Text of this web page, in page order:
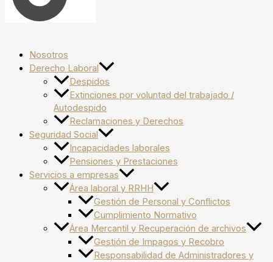
Nosotros
Derecho Laboral
Despidos
Extinciones por voluntad del trabajado /
Autodespido
Reclamaciones y Derechos
Seguridad Social
Incapacidades laborales
Pensiones y Prestaciones
Servicios a empresas
Área laboral y RRHH
Gestión de Personal y Conflictos
Cumplimiento Normativo
Área Mercantil y Recuperación de archivos
Gestión de Impagos y Recobro
Responsabilidad de Administradores y